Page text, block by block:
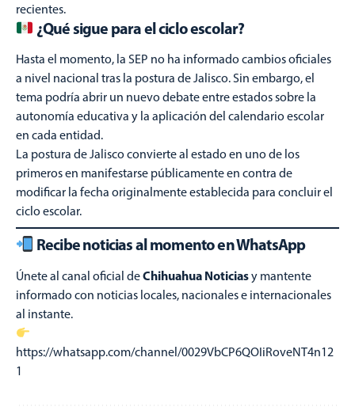
recientes.
¿Qué sigue para el ciclo escolar?
Hasta el momento, la SEP no ha informado cambios oficiales
a nivel nacional tras la postura de Jalisco. Sin embargo, el
tema podría abrir un nuevo debate entre estados sobre la
autonomía educativa y la aplicación del calendario escolar
en cada entidad.
La postura de Jalisco convierte al estado en uno de los
primeros en manifestarse públicamente en contra de
modificar la fecha originalmente establecida para concluir el
ciclo escolar.
Recibe noticias al momento en WhatsApp
Únete al canal oficial deChihuahua Noticiasy mantente
informado con noticias locales, nacionales e internacionales
al instante.
https://whatsapp.com/channel/0029VbCP6QOIiRoveNT4n12
1